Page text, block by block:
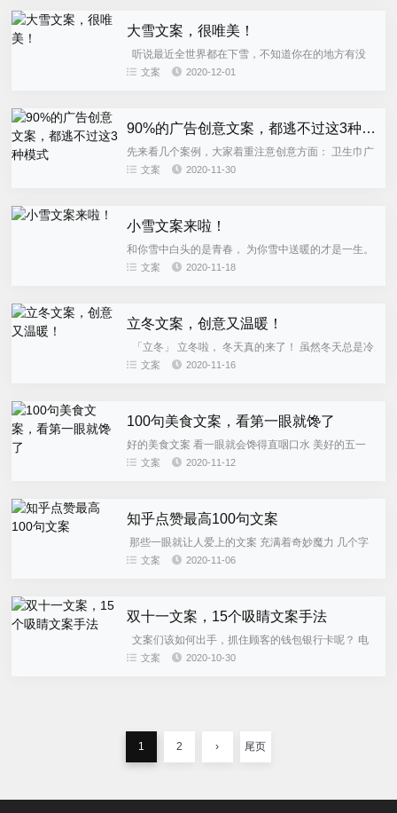
大雪文案，很唯美！
听说最近全世界都在下雪，不知道你在的地方有没
有下雪呢？ 我在的武汉，虽然还没有雪的踪迹，但天
文案 2020-12-01
90%的广告创意文案，都逃不过这3种模式
先来看几个案例，大家着重注意创意方面： 卫生巾广
告：蓝色在中间，吸收一瞬间 防口臭漱口水广告海报
文案 2020-11-30
小雪文案来啦！
和你雪中白头的是青春， 为你雪中送暖的才是一生。
还有三天，节气小雪就来了。 雪花 秋天落叶 是在为
文案 2020-11-18
立冬文案，创意又温暖！
「立冬」 立冬啦， 冬天真的来了！ 虽然冬天总是冷
冷的， 但冬天的雪、冬天的冰总是极美的。 期待着
文案 2020-11-16
100句美食文案，看第一眼就馋了
好的美食文案 看一眼就会馋得直咽口水 美好的五一
假期将要来临 送你们100个恰饭的理由 祝大家“保重”
文案 2020-11-12
知乎点赞最高100句文案
​ 那些一眼就让人爱上的文案 充满着奇妙魔力 几个字
的排列组合 就能让你彻底掉进文案的漩涡 小编就在
文案 2020-11-06
双十一文案，15个吸睛文案手法
文案们该如何出手，抓住顾客的钱包银行卡呢？ 电
商产品卖的好不好，全靠你家的产品详情页。 不管你
文案 2020-10-30
1 2 › 尾页